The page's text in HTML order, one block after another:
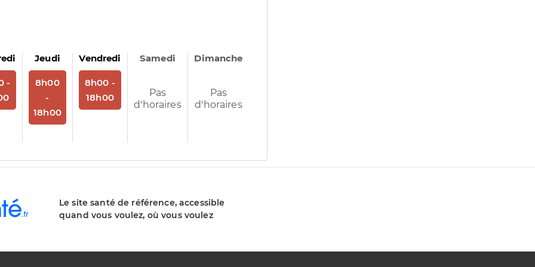
vous
-
Jeudi
Sur rendez-vous
8h00
-
18h00
Vendredi
Sur rendez-vous
8h00 -
18h00
Samedi
Pas
d'horaires
Dimanche
Pas
d'horaires
Le site santé de référence, accessible
quand vous voulez, où vous voulez